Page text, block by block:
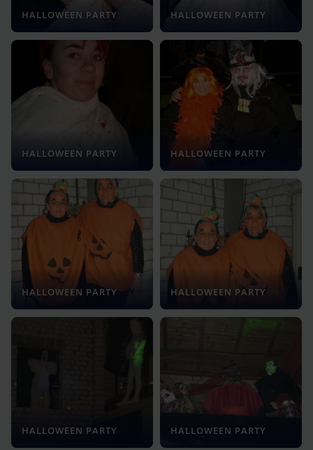
HALLOWEEN PARTY HALLOWEEN PARTY
HALLOWEEN PARTY HALLOWEEN PARTY
HALLOWEEN PARTY HALLOWEEN PARTY
HALLOWEEN PARTY HALLOWEEN PARTY